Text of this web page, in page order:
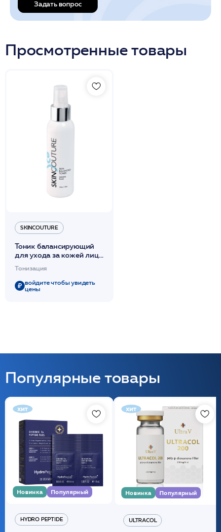
Задать вопрос
Просмотренные товары
SKINCOUTURE
Тоник балансирующий
для ухода за кожей лица,
BALANCING TONER
/SKINCOUTURE*
Тонизация
войдите чтобы увидеть
цены
Популярные товары
хит
Новинка Популярный
HYDRO PEPTIDE
хит
Новинка Популярный
ULTRACOL